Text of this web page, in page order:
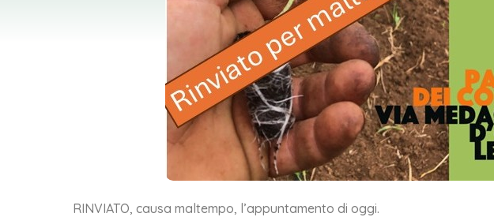
RINVIATO, causa maltempo, l’appuntamento di oggi.